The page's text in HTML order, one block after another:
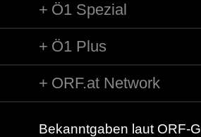
Ö1 Spezial
Ö1 Plus
ORF.at Network
Bekanntgaben laut ORF-G